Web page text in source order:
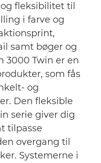
fleksibilitet til
i farve og
samt bøger og
3000 Twin er en
som fås
og
Den fleksible
serie giver dig
tilpasse
overgang til
Systemerne i